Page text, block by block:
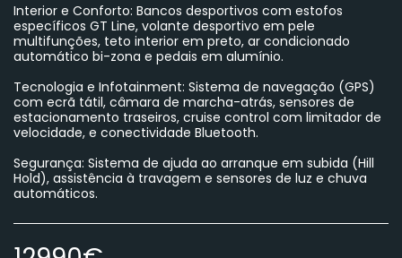
Interior e Conforto: Bancos desportivos com estofos
específicos GT Line, volante desportivo em pele
multifunções, teto interior em preto, ar condicionado
automático bi-zona e pedais em alumínio.
Tecnologia e Infotainment: Sistema de navegação (GPS)
com ecrã tátil, câmara de marcha-atrás, sensores de
estacionamento traseiros, cruise control com limitador de
velocidade, e conectividade Bluetooth.
Segurança: Sistema de ajuda ao arranque em subida (Hill
Hold), assistência à travagem e sensores de luz e chuva
automáticos.